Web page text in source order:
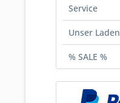
Service
Unser Laden
% SALE %